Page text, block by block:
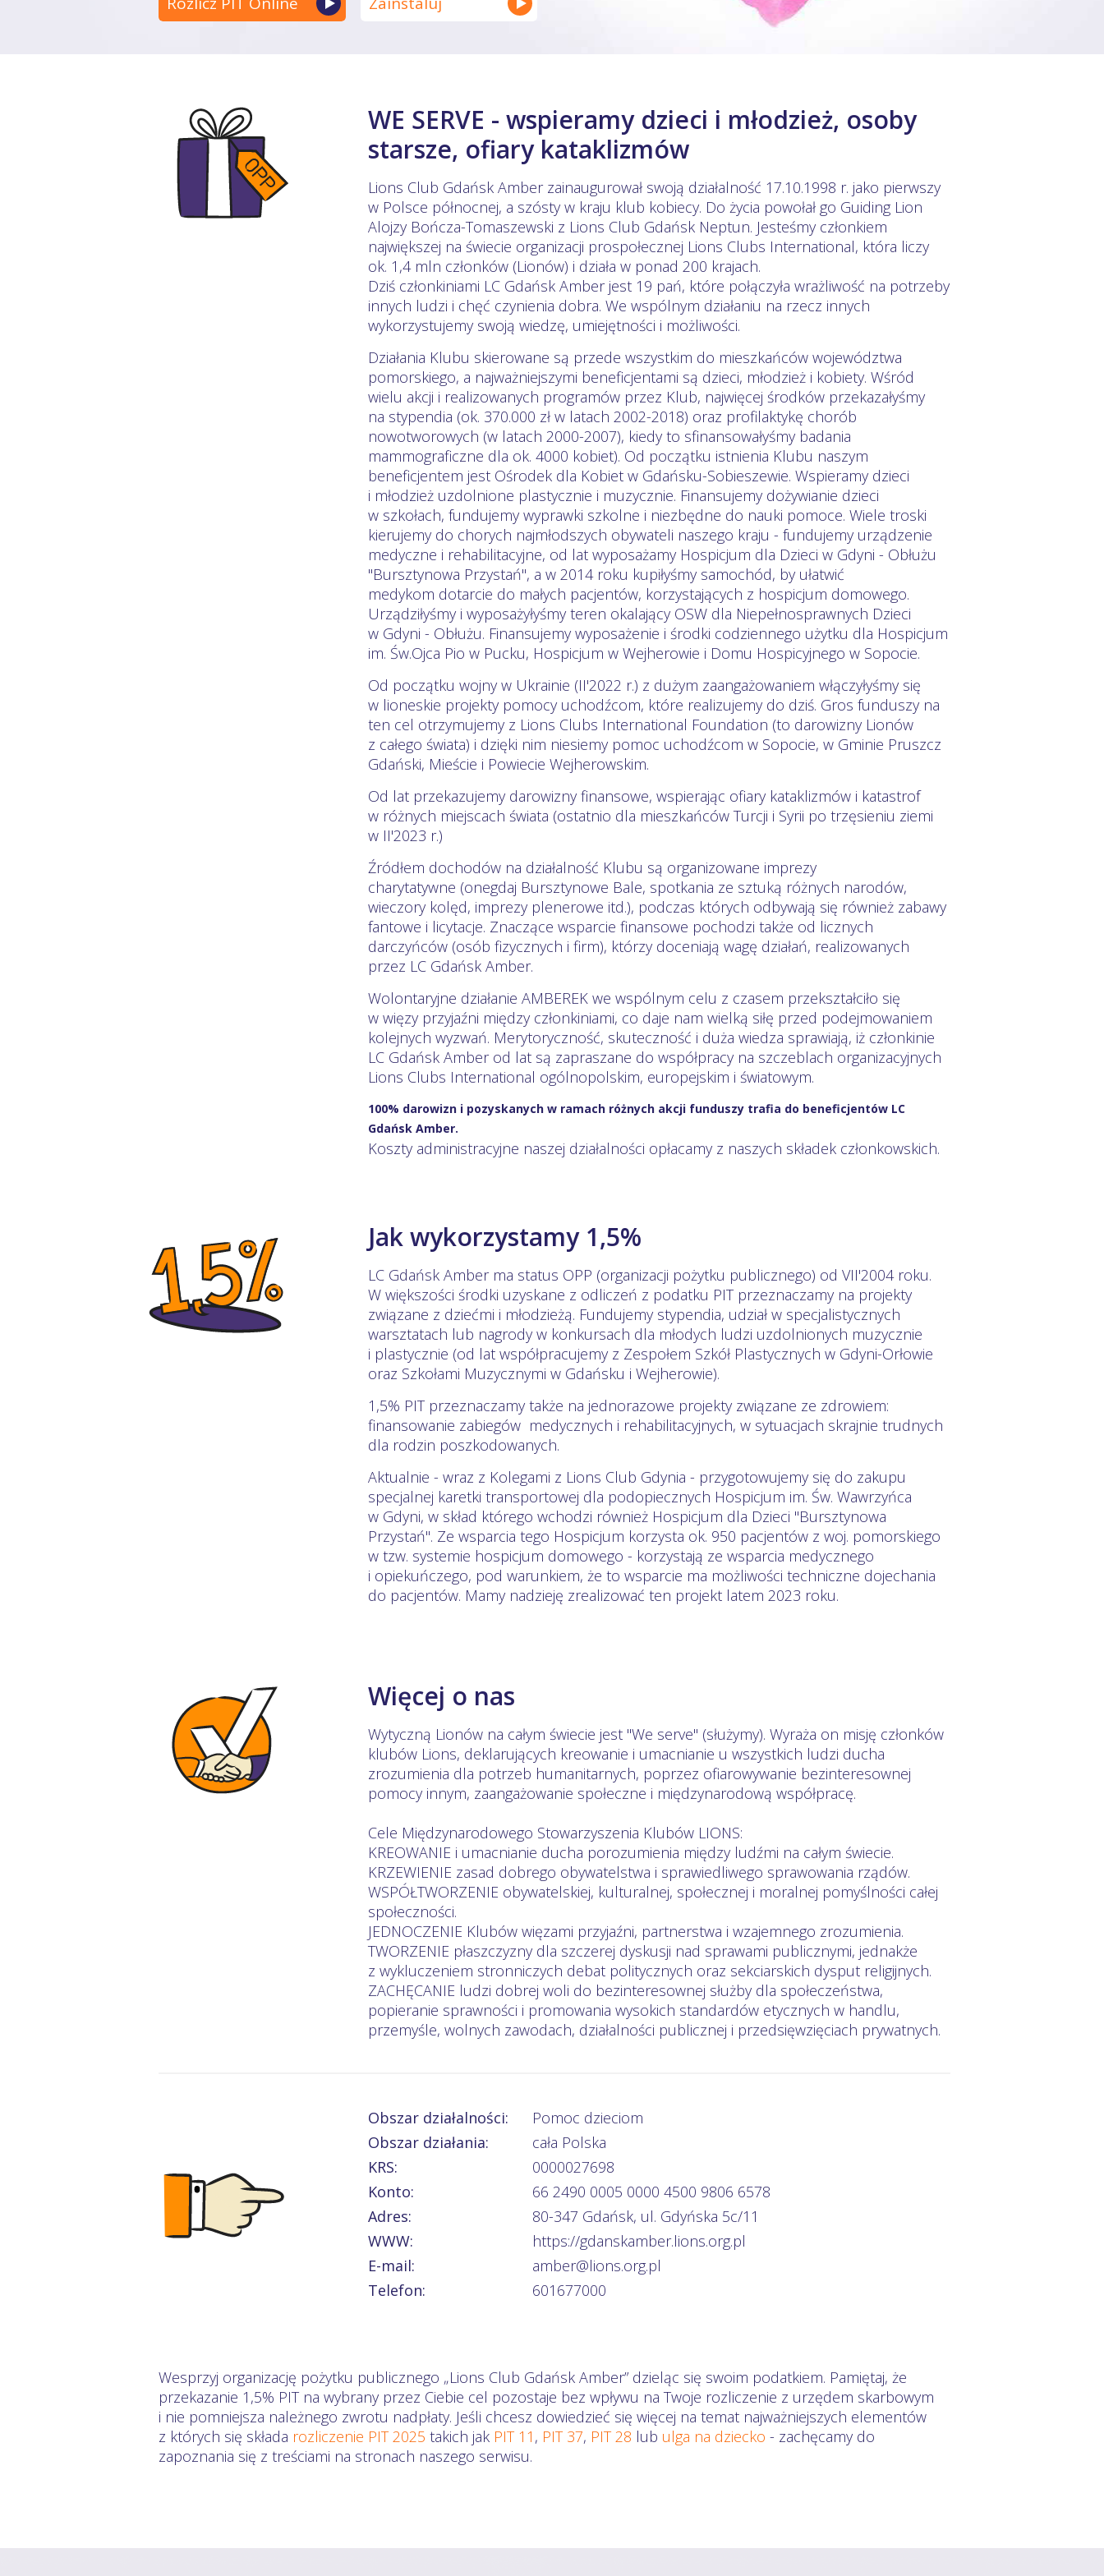
WE SERVE - wspieramy dzieci i młodzież, osoby
starsze, ofiary kataklizmów
Lions Club Gdańsk Amber zainaugurował swoją działalność 17.10.1998 r. jako pierwszy
w Polsce północnej, a szósty w kraju klub kobiecy. Do życia powołał go Guiding Lion
Alojzy Bończa-Tomaszewski z Lions Club Gdańsk Neptun. Jesteśmy członkiem
największej na świecie organizacji prospołecznej Lions Clubs International, która liczy
ok. 1,4 mln członków (Lionów) i działa w ponad 200 krajach.
Dziś członkiniami LC Gdańsk Amber jest 19 pań, które połączyła wrażliwość na potrzeby
innych ludzi i chęć czynienia dobra. We wspólnym działaniu na rzecz innych
wykorzystujemy swoją wiedzę, umiejętności i możliwości.
Działania Klubu skierowane są przede wszystkim do mieszkańców województwa
pomorskiego, a najważniejszymi beneficjentami są dzieci, młodzież i kobiety. Wśród
wielu akcji i realizowanych programów przez Klub, najwięcej środków przekazałyśmy
na stypendia (ok. 370.000 zł w latach 2002-2018) oraz profilaktykę chorób
nowotworowych (w latach 2000-2007), kiedy to sfinansowałyśmy badania
mammograficzne dla ok. 4000 kobiet). Od początku istnienia Klubu naszym
beneficjentem jest Ośrodek dla Kobiet w Gdańsku-Sobieszewie. Wspieramy dzieci
i młodzież uzdolnione plastycznie i muzycznie. Finansujemy dożywianie dzieci
w szkołach, fundujemy wyprawki szkolne i niezbędne do nauki pomoce. Wiele troski
kierujemy do chorych najmłodszych obywateli naszego kraju - fundujemy urządzenie
medyczne i rehabilitacyjne, od lat wyposażamy Hospicjum dla Dzieci w Gdyni - Obłużu
"Bursztynowa Przystań", a w 2014 roku kupiłyśmy samochód, by ułatwić
medykom dotarcie do małych pacjentów, korzystających z hospicjum domowego.
Urządziłyśmy i wyposażyłyśmy teren okalający OSW dla Niepełnosprawnych Dzieci
w Gdyni - Obłużu. Finansujemy wyposażenie i środki codziennego użytku dla Hospicjum
im. Św.Ojca Pio w Pucku, Hospicjum w Wejherowie i Domu Hospicyjnego w Sopocie.
Od początku wojny w Ukrainie (II'2022 r.) z dużym zaangażowaniem włączyłyśmy się
w lioneskie projekty pomocy uchodźcom, które realizujemy do dziś. Gros funduszy na
ten cel otrzymujemy z Lions Clubs International Foundation (to darowizny Lionów
z całego świata) i dzięki nim niesiemy pomoc uchodźcom w Sopocie, w Gminie Pruszcz
Gdański, Mieście i Powiecie Wejherowskim.
Od lat przekazujemy darowizny finansowe, wspierając ofiary kataklizmów i katastrof
w różnych miejscach świata (ostatnio dla mieszkańców Turcji i Syrii po trzęsieniu ziemi
w II'2023 r.)
Źródłem dochodów na działalność Klubu są organizowane imprezy
charytatywne (onegdaj Bursztynowe Bale, spotkania ze sztuką różnych narodów,
wieczory kolęd, imprezy plenerowe itd.), podczas których odbywają się również zabawy
fantowe i licytacje. Znaczące wsparcie finansowe pochodzi także od licznych
darczyńców (osób fizycznych i firm), którzy doceniają wagę działań, realizowanych
przez LC Gdańsk Amber.
Wolontaryjne działanie AMBEREK we wspólnym celu z czasem przekształciło się
w więzy przyjaźni między członkiniami, co daje nam wielką siłę przed podejmowaniem
kolejnych wyzwań. Merytoryczność, skuteczność i duża wiedza sprawiają, iż członkinie
LC Gdańsk Amber od lat są zapraszane do współpracy na szczeblach organizacyjnych
Lions Clubs International ogólnopolskim, europejskim i światowym.
100% darowizn i pozyskanych w ramach różnych akcji funduszy trafia do beneficjentów LC
Gdańsk Amber.
Koszty administracyjne naszej działalności opłacamy z naszych składek członkowskich.
Jak wykorzystamy 1,5%
LC Gdańsk Amber ma status OPP (organizacji pożytku publicznego) od VII'2004 roku.
W większości środki uzyskane z odliczeń z podatku PIT przeznaczamy na projekty
związane z dziećmi i młodzieżą. Fundujemy stypendia, udział w specjalistycznych
warsztatach lub nagrody w konkursach dla młodych ludzi uzdolnionych muzycznie
i plastycznie (od lat współpracujemy z Zespołem Szkół Plastycznych w Gdyni-Orłowie
oraz Szkołami Muzycznymi w Gdańsku i Wejherowie).
1,5% PIT przeznaczamy także na jednorazowe projekty związane ze zdrowiem:
finansowanie zabiegów medycznych i rehabilitacyjnych, w sytuacjach skrajnie trudnych
dla rodzin poszkodowanych.
Aktualnie - wraz z Kolegami z Lions Club Gdynia - przygotowujemy się do zakupu
specjalnej karetki transportowej dla podopiecznych Hospicjum im. Św. Wawrzyńca
w Gdyni, w skład którego wchodzi również Hospicjum dla Dzieci "Bursztynowa
Przystań". Ze wsparcia tego Hospicjum korzysta ok. 950 pacjentów z woj. pomorskiego
w tzw. systemie hospicjum domowego - korzystają ze wsparcia medycznego
i opiekuńczego, pod warunkiem, że to wsparcie ma możliwości techniczne dojechania
do pacjentów. Mamy nadzieję zrealizować ten projekt latem 2023 roku.
Więcej o nas
Wytyczną Lionów na całym świecie jest "We serve" (służymy). Wyraża on misję członków
klubów Lions, deklarujących kreowanie i umacnianie u wszystkich ludzi ducha
zrozumienia dla potrzeb humanitarnych, poprzez ofiarowywanie bezinteresownej
pomocy innym, zaangażowanie społeczne i międzynarodową współpracę.
Cele Międzynarodowego Stowarzyszenia Klubów LIONS:
KREOWANIE i umacnianie ducha porozumienia między ludźmi na całym świecie.
KRZEWIENIE zasad dobrego obywatelstwa i sprawiedliwego sprawowania rządów.
WSPÓŁTWORZENIE obywatelskiej, kulturalnej, społecznej i moralnej pomyślności całej
społeczności.
JEDNOCZENIE Klubów więzami przyjaźni, partnerstwa i wzajemnego zrozumienia.
TWORZENIE płaszczyzny dla szczerej dyskusji nad sprawami publicznymi, jednakże
z wykluczeniem stronniczych debat politycznych oraz sekciarskich dysput religijnych.
ZACHĘCANIE ludzi dobrej woli do bezinteresownej służby dla społeczeństwa,
popieranie sprawności i promowania wysokich standardów etycznych w handlu,
przemyśle, wolnych zawodach, działalności publicznej i przedsięwzięciach prywatnych.
Obszar działalności:
Pomoc dzieciom
Obszar działania:
cała Polska
KRS:
0000027698
Konto:
66 2490 0005 0000 4500 9806 6578
Adres:
80-347 Gdańsk, ul. Gdyńska 5c/11
WWW:
https://gdanskamber.lions.org.pl
E-mail:
amber@lions.org.pl
Telefon:
601677000
Wesprzyj organizację pożytku publicznego „Lions Club Gdańsk Amber” dzieląc się swoim podatkiem. Pamiętaj, że
przekazanie 1,5% PIT na wybrany przez Ciebie cel pozostaje bez wpływu na Twoje rozliczenie z urzędem skarbowym
i nie pomniejsza należnego zwrotu nadpłaty. Jeśli chcesz dowiedzieć się więcej na temat najważniejszych elementów
z których się składa rozliczenie PIT 2025 takich jak PIT 11 , PIT 37, PIT 28 lub ulga na dziecko - zachęcamy do
zapoznania się z treściami na stronach naszego serwisu.